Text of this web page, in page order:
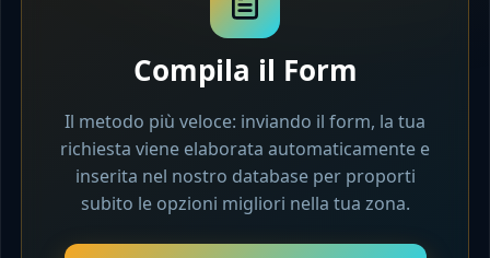
Compila il Form
Il metodo più veloce: inviando il form, la tua
richiesta viene elaborata automaticamente e
inserita nel nostro database per proporti
subito le opzioni migliori nella tua zona.